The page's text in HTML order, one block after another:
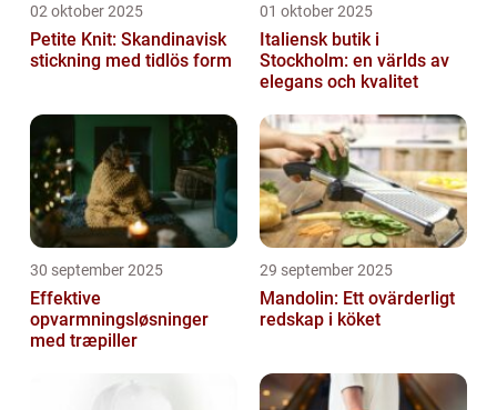
02 oktober 2025
Petite Knit: Skandinavisk
stickning med tidlös form
01 oktober 2025
Italiensk butik i
Stockholm: en världs av
elegans och kvalitet
30 september 2025
Effektive
opvarmningsløsninger
med træpiller
29 september 2025
Mandolin: Ett ovärderligt
redskap i köket